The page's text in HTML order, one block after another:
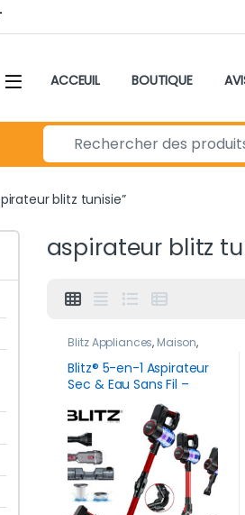
ACCEUIL BOUTIQUE
Search for:
blitz tunisie”
aspirateur blitz
Blitz Appliances, Maison,
Nouveau produit
Blitz® 5-en-1 Aspirateur
Sec & Eau Sans Fil –
1500 W Puissant, Léger,
Silencieux avec
Détecteur de Microbes